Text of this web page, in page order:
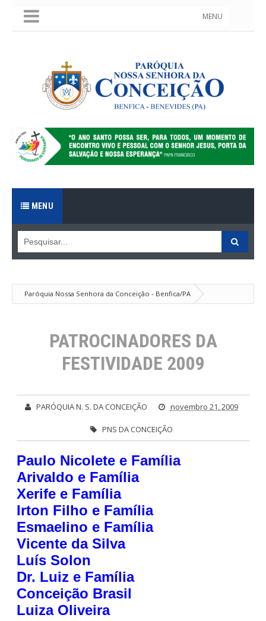
MENU
MENU
Paróquia Nossa Senhora da Conceição - Benfica/PA
PATROCINADORES DA FESTIVIDADE 2009
PATROCINADORES DA
FESTIVIDADE 2009
PARÓQUIA N. S. DA CONCEIÇÃO novembro 21, 2009
PNS DA CONCEIÇÃO
Paulo Nicolete e Família
Arivaldo e Família
Xerife e Família
Irton Filho e Família
Esmaelino e Família
Vicente da Silva
Luís Solon
Dr. Luiz e Família
Conceição Brasil
Luiza Oliveira